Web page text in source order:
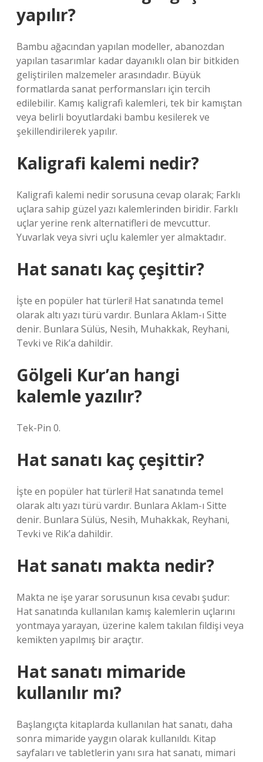
yapılır?
Bambu ağacından yapılan modeller, abanozdan
yapılan tasarımlar kadar dayanıklı olan bir bitkiden
geliştirilen malzemeler arasındadır. Büyük
formatlarda sanat performansları için tercih
edilebilir. Kamış kaligrafi kalemleri, tek bir kamıştan
veya belirli boyutlardaki bambu kesilerek ve
şekillendirilerek yapılır.
Kaligrafi kalemi nedir?
Kaligrafi kalemi nedir sorusuna cevap olarak; Farklı
uçlara sahip güzel yazı kalemlerinden biridir. Farklı
uçlar yerine renk alternatifleri de mevcuttur.
Yuvarlak veya sivri uçlu kalemler yer almaktadır.
Hat sanatı kaç çeşittir?
İşte en popüler hat türleri! Hat sanatında temel
olarak altı yazı türü vardır. Bunlara Aklam-ı Sitte
denir. Bunlara Sülüs, Nesih, Muhakkak, Reyhani,
Tevki ve Rik’a dahildir.
Gölgeli Kur’an hangi
kalemle yazılır?
Tek-Pin 0.
Hat sanatı kaç çeşittir?
İşte en popüler hat türleri! Hat sanatında temel
olarak altı yazı türü vardır. Bunlara Aklam-ı Sitte
denir. Bunlara Sülüs, Nesih, Muhakkak, Reyhani,
Tevki ve Rik’a dahildir.
Hat sanatı makta nedir?
Makta ne işe yarar sorusunun kısa cevabı şudur:
Hat sanatında kullanılan kamış kalemlerin uçlarını
yontmaya yarayan, üzerine kalem takılan fildişi veya
kemikten yapılmış bir araçtır.
Hat sanatı mimaride
kullanılır mı?
Başlangıçta kitaplarda kullanılan hat sanatı, daha
sonra mimaride yaygın olarak kullanıldı. Kitap
sayfaları ve tabletlerin yanı sıra hat sanatı, mimari